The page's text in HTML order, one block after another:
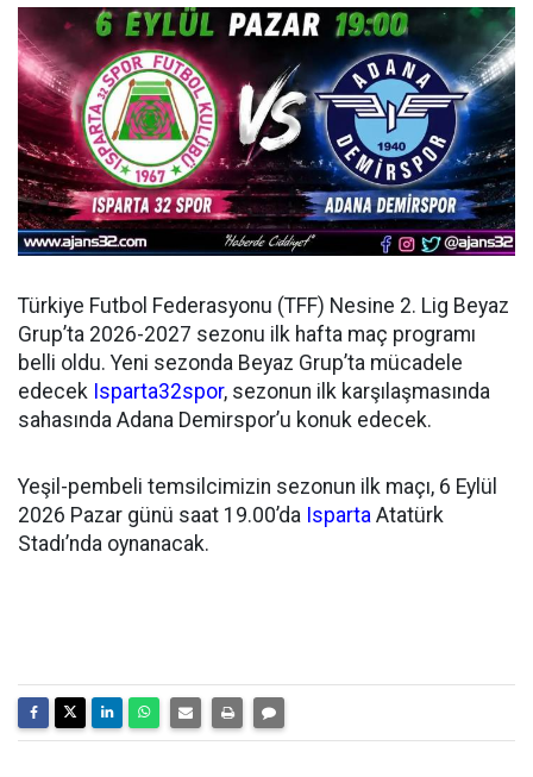
Türkiye Futbol Federasyonu (TFF) Nesine 2. Lig Beyaz
Grup’ta 2026-2027 sezonu ilk hafta maç programı
belli oldu. Yeni sezonda Beyaz Grup’ta mücadele
edecek Isparta32spor, sezonun ilk karşılaşmasında
sahasında Adana Demirspor’u konuk edecek.
Yeşil-pembeli temsilcimizin sezonun ilk maçı, 6 Eylül
2026 Pazar günü saat 19.00’da Isparta Atatürk
Stadı’nda oynanacak.